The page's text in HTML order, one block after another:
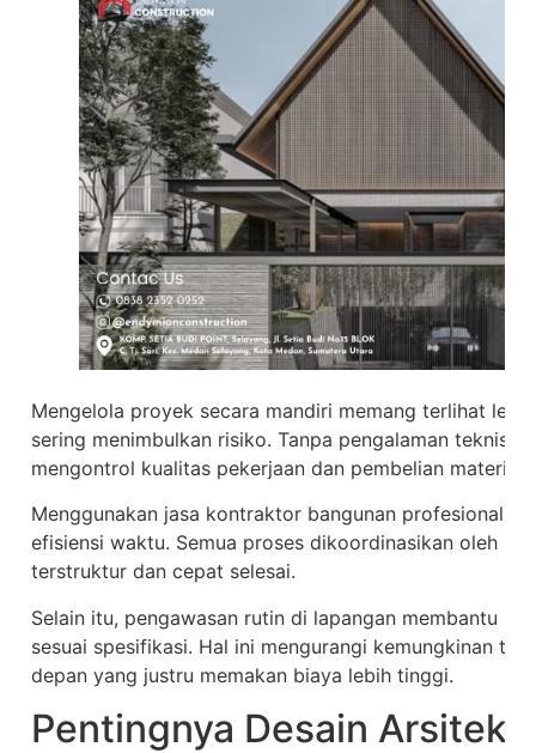
Mengelola proyek secara mandiri memang terlihat
sering menimbulkan risiko. Tanpa pengalaman teknis,
mengontrol kualitas pekerjaan dan pembelian material.
Menggunakan jasa kontraktor bangunan profesional
efisiensi waktu. Semua proses dikoordinasikan oleh
terstruktur dan cepat selesai.
Selain itu, pengawasan rutin di lapangan membantu
sesuai spesifikasi. Hal ini mengurangi kemungkinan
depan yang justru memakan biaya lebih tinggi.
Pentingnya Desain